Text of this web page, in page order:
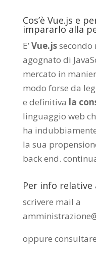
Cos’è Vue.js e
impararlo alla
E’Vue.jssecondo
agognato di
mercato in
modo forse da
e definitiva la
linguaggio web
ha
la sua
back end.
Per info relative
scrivere mail a
oppure